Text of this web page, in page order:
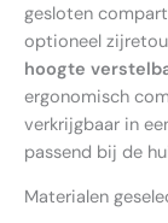
gesloten
optioneel
hoogte
ergonomisch
verkrijgbaar in
passend bij de
Materialen